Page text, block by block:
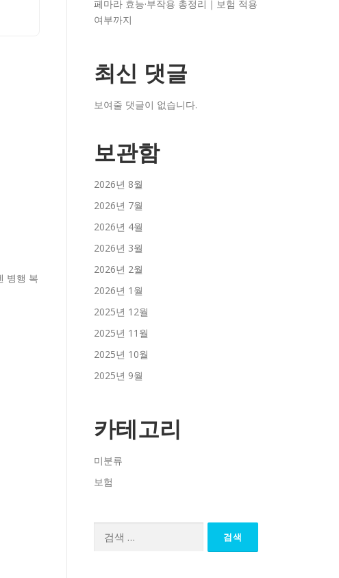
페마라 효능·부작용 총정리｜보험 적용
여부까지
최신 댓글
보여줄 댓글이 없습니다.
보관함
2026년 8월
2026년 7월
2026년 4월
2026년 3월
2026년 2월
2026년 1월
2025년 12월
2025년 11월
2025년 10월
2025년 9월
카테고리
미분류
보험